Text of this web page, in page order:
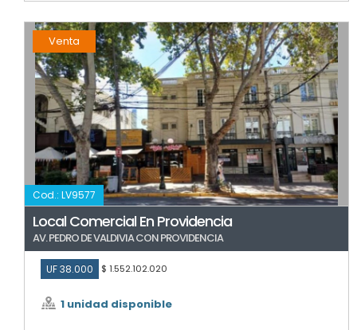
Venta
Cod.: LV9577
Local Comercial En Providencia
AV. PEDRO DE VALDIVIA CON PROVIDENCIA
UF 38.000 $ 1.552.102.020
1 unidad disponible